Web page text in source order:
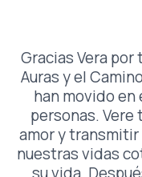
Gracias Vera
Auras y el
han movido en
personas.
amor y
nuestras vidas